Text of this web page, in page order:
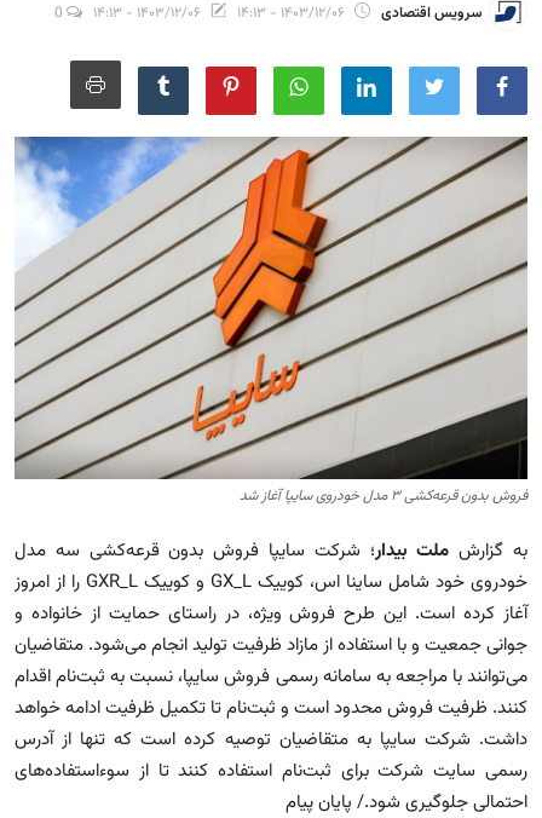
مجله
عکس
فیلم
فارسی
سرویس اقتصادی ۱۴۰۳/۱۲/۰۶ - ۱۴:۱۳ ۱۴۰۳/۱۲/۰۶ - ۱۴:۱۳
فروش بدون قرعه‌کشی ۳ مدل خودروی سایپا آغاز شد
به گزارش ملت بیدار؛ شرکت سایپا فروش بدون قرعه‌کشی سه مدل
خودروی خود شامل ساینا اس، کوییک GX_L و کوییک GXR_L را از امروز
آغاز کرده است. این طرح فروش ویژه، در راستای حمایت از خانواده و
جوانی جمعیت و با استفاده از مازاد ظرفیت تولید انجام می‌شود. متقاضیان
می‌توانند با مراجعه به سامانه رسمی فروش سایپا، نسبت به ثبت‌نام اقدام
کنند. ظرفیت فروش محدود است و ثبت‌نام تا تکمیل ظرفیت ادامه خواهد
داشت. شرکت سایپا به متقاضیان توصیه کرده است که تنها از آدرس
رسمی سایت شرکت برای ثبت‌نام استفاده کنند تا از سوءاستفاده‌های
احتمالی جلوگیری شود./ پایان پیام